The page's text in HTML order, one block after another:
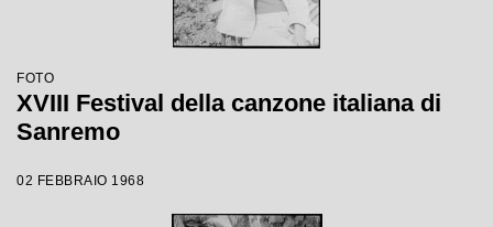
FOTO
XVIII Festival della canzone italiana di
Sanremo
02 FEBBRAIO 1968